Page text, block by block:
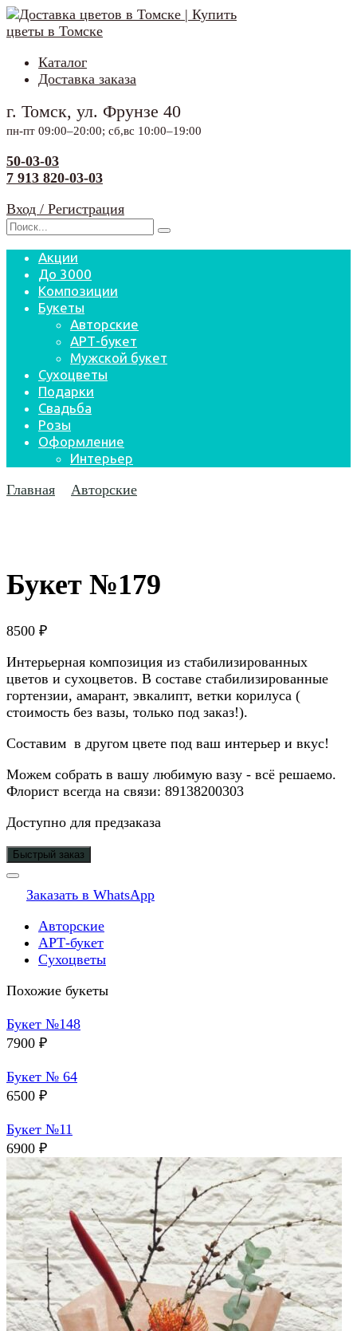
Перейти
к
Каталог
Доставка заказа
г. Томск, ул. Фрунзе 40
пн-пт 09:00–20:00; сб,вс 10:00–19:00
50-03-03
7 913 820-03-03
Вход / Регистрация
Search
Акции
До 3000
Композиции
Букеты
Авторские
АРТ-букет
Мужской букет
Сухоцветы
Подарки
Свадьба
Розы
Оформление
Интерьер
Главная Авторские
Букет №179
8500 ₽
Интерьерная композиция из стабилизированных
цветов и сухоцветов. В составе стабилизированные
гортензии, амарант, эвкалипт, ветки корилуса (
стоимость без вазы, только под заказ!).
Составим в другом цвете под ваш интерьер и вкус!
Можем собрать в вашу любимую вазу - всё решаемо.
Флорист всегда на связи: 89138200303
Доступно для предзаказа
Быстрый заказ
Заказать в WhatsApp
Авторские
АРТ-букет
Сухоцветы
Похожие букеты
Букет №148
7900 ₽
Букет № 64
6500 ₽
Букет №11
6900 ₽